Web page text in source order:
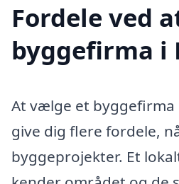
Fordele ved
byggefirma i
At vælge et byggefirma
give dig flere fordele,
byggeprojekter. Et